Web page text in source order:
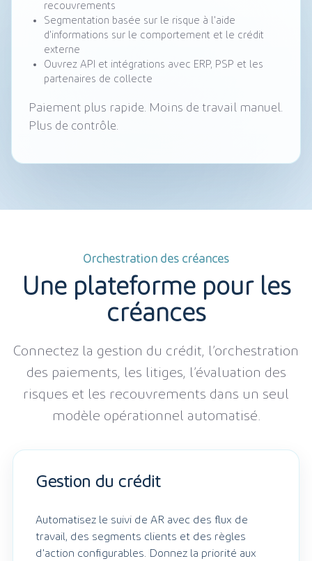
recouvrements
Segmentation basée sur le risque à l'aide
d'informations sur le comportement et le crédit
externe
Ouvrez API et intégrations avec ERP, PSP et les
partenaires de collecte
Paiement plus rapide. Moins de travail manuel.
Plus de contrôle.
Orchestration des créances
Une plateforme pour les
créances
Connectez la gestion du crédit, l’orchestration
des paiements, les litiges, l’évaluation des
risques et les recouvrements dans un seul
modèle opérationnel automatisé.
Gestion du crédit
Automatisez le suivi de AR avec des flux de
travail, des segments clients et des règles
d'action configurables. Donnez la priorité aux